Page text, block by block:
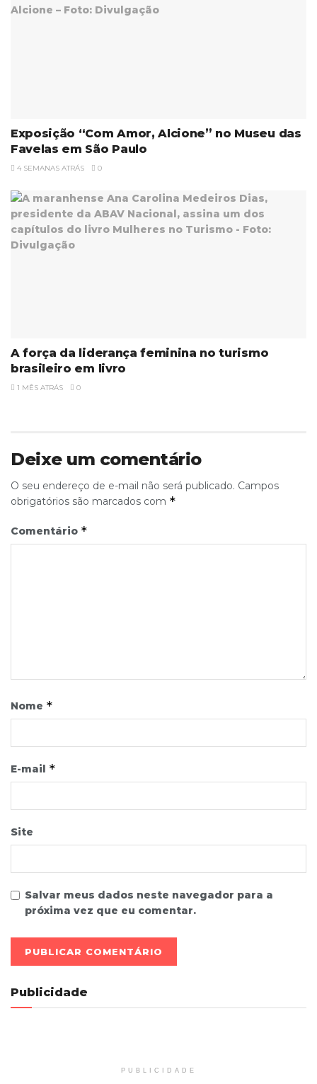
Exposição “Com Amor, Alcione” no Museu das
Favelas em São Paulo
4 SEMANAS ATRÁS 0
A força da liderança feminina no turismo
brasileiro em livro
1 MÊS ATRÁS 0
Deixe um comentário
O seu endereço de e-mail não será publicado. Campos
obrigatórios são marcados com *
Comentário *
Nome *
E-mail *
Site
Salvar meus dados neste navegador para a
próxima vez que eu comentar.
Publicidade
PUBLICIDADE